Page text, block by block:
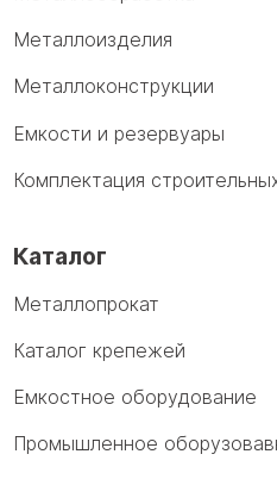
Металлоизделия
Металлоконструкции
Емкости и резервуары
Комплектация
Каталог
Металлопрокат
Каталог крепежей
Емкостное оборудование
Промышленное